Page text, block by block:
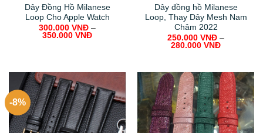
Dây Đồng Hồ Milanese
Loop Cho Apple Watch
300.000 VNĐ –
350.000 VNĐ
Dây đồng hồ Milanese
Loop, Thay Dây Mesh Nam
Châm 2022
250.000 VNĐ –
280.000 VNĐ
-8%